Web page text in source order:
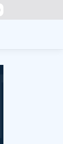
11